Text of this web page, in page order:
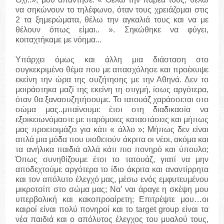
να σηκώνουν το τηλέφωνο, όταν τους χρειάζομαι στις
2 τα ξημερώματα, θέλω την αγκαλιά τους και να με
θέλουν όπως είμαι.. ». Σηκώθηκε να φύγει,
κοιταχτήκαμε με νόημα...
Υπάρχει όμως και άλλη μια διάσταση στο
συγκεκριμένο θέμα που με απασχόλησε και προέκυψε
εκείνη την ώρα της συζήτησης με την Αθηνά. Δεν το
μοιράστηκα μαζί της εκείνη τη στιγμή, ίσως αργότερα,
όταν θα ξανασυζητήσουμε. Το τατουάζ χαράσσεται στο
σώμα μας..μπαίνουμε έτσι στη διαδικασία να
εξοικειωνόμαστε με παρόμοιες καταστάσεις και μήπως
μας προετοιμάζει για κάτι « άλλο »; Μήπως δεν είναι
απλά μια μόδα που υιοθετούν άκριτα οι νέοι, ακόμα και
τα ανήλικα παιδιά αλλά κάτι πιο πονηρό και ύπουλο;
Όπως συνηθίζουμε έτσι το τατουάζ, γιατί να μην
αποδεχτούμε αργότερα το ίδιο άκριτα και αναντίρρητα
και τον απόλυτο έλεγχό μας, μέσω ενός εμφυτευμένου
μικροτσίπ στο σώμα μας; Να’ ναι άραγε η σκέψη μου
υπερβολική και κακοπροαίρετη; Επιτρέψτε μου…οι
καιροί είναι πολύ πονηροί και το target group είναι τα
νέα παιδιά και ο απόλυτος έλεγχος του μυαλού τους,